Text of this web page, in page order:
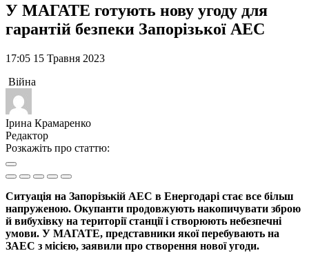
У МАГАТЕ готують нову угоду для
гарантій безпеки Запорізької АЕС
17:05 15 Травня 2023
Війна
Ірина Крамаренко
Редактор
Розкажіть про статтю:
Ситуація на Запорізькій АЕС в Енергодарі стає все більш
напруженою. Окупанти продовжують накопичувати зброю
й вибухівку на території станції і створюють небезпечні
умови. У МАГАТЕ, представники якої перебувають на
ЗАЕС з місією, заявили про створення нової угоди.